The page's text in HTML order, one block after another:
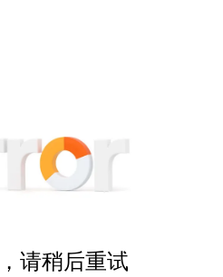
请稍后重试